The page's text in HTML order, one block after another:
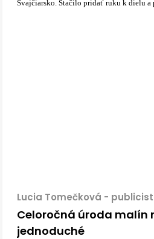
Švajčiarsko. Stačilo pridať ruku k dielu
Lucia Tomečková -
Celoročná úroda malín
jednoduché